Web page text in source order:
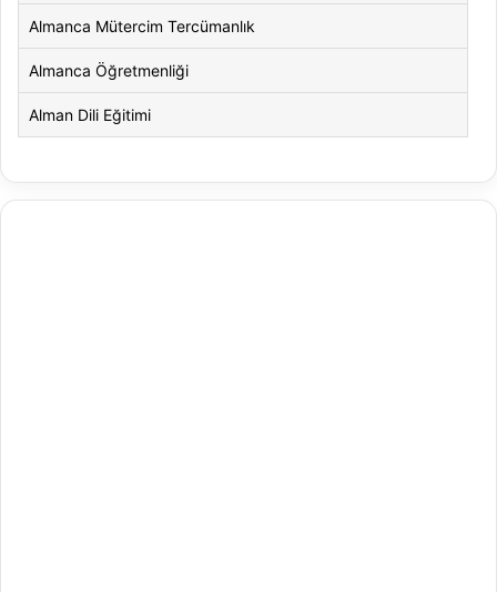
Almanca Mütercim Tercümanlık
Almanca Öğretmenliği
Alman Dili Eğitimi
Alman Kültürü ve Edebiyatı